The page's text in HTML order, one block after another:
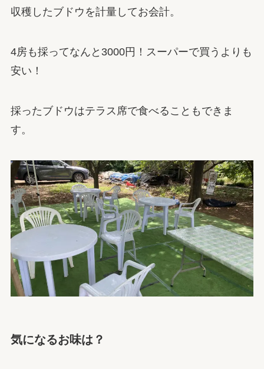
収穫したブドウを計量してお会計。
4房も採ってなんと3000円！スーパーで買うよりも
安い！
採ったブドウはテラス席で食べることもできま
す。
気になるお味は？